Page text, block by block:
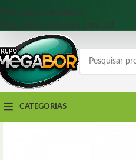
Pular para a navegação
Pular para o conteúdo principal
CATEGORIAS